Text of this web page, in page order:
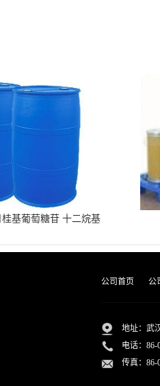
基葡萄糖苷 十二烷基
公司首页 公
地址：武
电话： 86-
传真：86-